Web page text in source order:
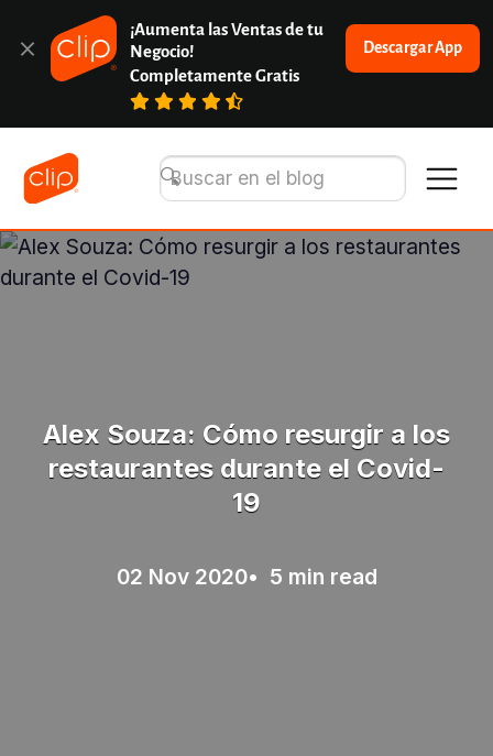
¡Aumenta las Ventas de tu
Negocio!
Completamente Gratis
Descargar App
Alex Souza: Cómo resurgir a los
restaurantes durante el Covid-
19
02 Nov 2020• 5 min read